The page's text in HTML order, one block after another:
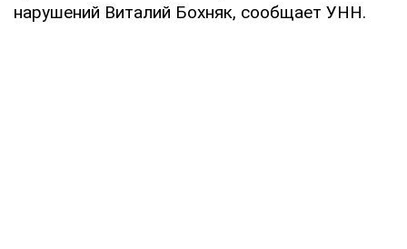
нарушений Виталий Бохняк, сообщает УНН.